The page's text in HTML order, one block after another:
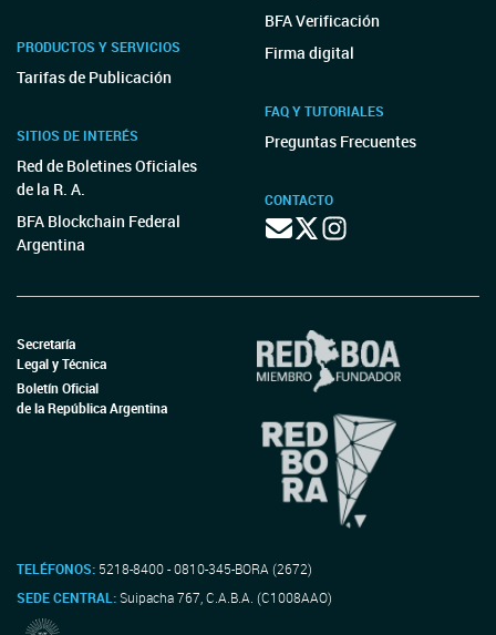
PRODUCTOS Y SERVICIOS
Tarifas de Publicación
SITIOS DE INTERÉS
Red de Boletines Oficiales
de la R. A.
BFA Blockchain Federal
Argentina
BFA Verificación
Firma digital
FAQ Y TUTORIALES
Preguntas Frecuentes
CONTACTO
Secretaría
Legal y Técnica
Boletín Oficial
de la República Argentina
TELÉFONOS: 5218-8400 - 0810-345-BORA (2672)
SEDE CENTRAL:Suipacha 767, C.A.B.A. (C1008AAO)